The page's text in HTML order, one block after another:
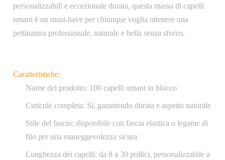
personalizzabili e eccezionale durata, questa massa di capelli
umani è un must-have per chiunque voglia ottenere una
pettinatura professionale, naturale e bella senza sforzo.
Caratteristiche:
Nome del prodotto: 100 capelli umani in blocco
Cuticule completa: Sì, garantendo durata e aspetto naturale
Stile del fascio: disponibile con fascia elastica o legame di
filo per una maneggevolezza sicura
Lunghezza dei capelli: da 8 a 30 pollici, personalizzabile a